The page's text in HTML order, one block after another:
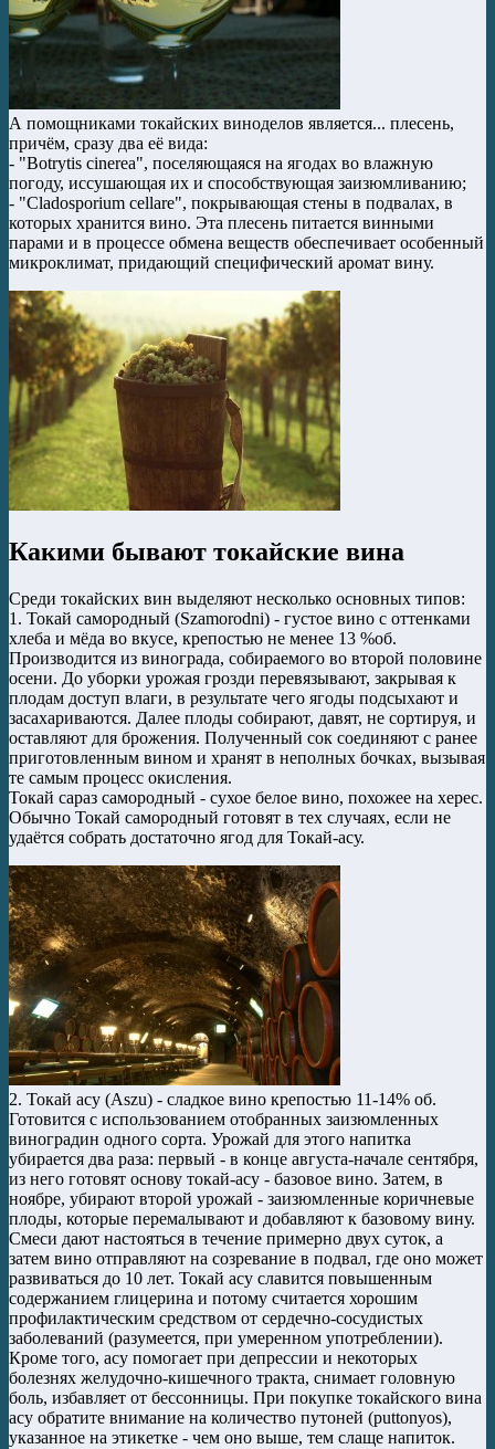
А помощниками токайских виноделов является... плесень,
причём, сразу два её вида:
- "Botrytis cinerea", поселяющаяся на ягодах во влажную
погоду, иссушающая их и способствующая заизюмливанию;
- "Cladosporium cellare", покрывающая стены в подвалах, в
которых хранится вино. Эта плесень питается винными
парами и в процессе обмена веществ обеспечивает особенный
микроклимат, придающий специфический аромат вину.
Какими бывают токайские вина
Среди токайских вин выделяют несколько основных типов:
1. Токай самородный (Szamorodni) - густое вино с оттенками
хлеба и мёда во вкусе, крепостью не менее 13 %об.
Производится из винограда, собираемого во второй половине
осени. До уборки урожая грозди перевязывают, закрывая к
плодам доступ влаги, в результате чего ягоды подсыхают и
засахариваются. Далее плоды собирают, давят, не сортируя, и
оставляют для брожения. Полученный сок соединяют с ранее
приготовленным вином и хранят в неполных бочках, вызывая
те самым процесс окисления.
Токай сараз самородный - сухое белое вино, похожее на херес.
Обычно Токай самородный готовят в тех случаях, если не
удаётся собрать достаточно ягод для Токай-асу.
2. Токай асу (Aszu) - сладкое вино крепостью 11-14% об.
Готовится с использованием отобранных заизюмленных
виноградин одного сорта. Урожай для этого напитка
убирается два раза: первый - в конце августа-начале сентября,
из него готовят основу токай-асу - базовое вино. Затем, в
ноябре, убирают второй урожай - заизюмленные коричневые
плоды, которые перемалывают и добавляют к базовому вину.
Смеси дают настояться в течение примерно двух суток, а
затем вино отправляют на созревание в подвал, где оно может
развиваться до 10 лет. Токай асу славится повышенным
содержанием глицерина и потому считается хорошим
профилактическим средством от сердечно-сосудистых
заболеваний (разумеется, при умеренном употреблении).
Кроме того, асу помогает при депрессии и некоторых
болезнях желудочно-кишечного тракта, снимает головную
боль, избавляет от бессонницы. При покупке токайского вина
асу обратите внимание на количество путоней (puttonyos),
указанное на этикетке - чем оно выше, тем слаще напиток.